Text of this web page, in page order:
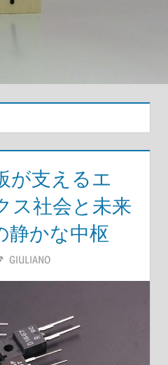
が支えるエ
ス社会と未来
静かな中枢
GIULIANO